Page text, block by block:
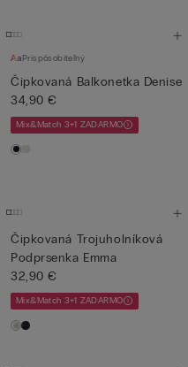
Prispôsobiteľný
Čipkovaná Balkonetka Denise
34,90 €
Mix&Match 3+1 ZADARMO
Čipkovaná Trojuholníková
Podprsenka Emma
32,90 €
Mix&Match 3+1 ZADARMO